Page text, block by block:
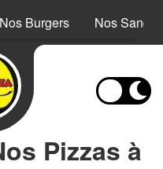
Nos Burgers Nos
Pizzas à